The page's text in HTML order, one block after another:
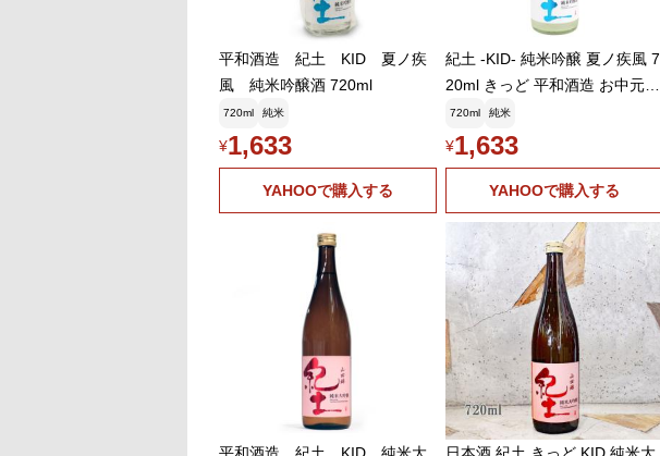
平和酒造 紀土 KID 夏ノ疾
風 純米吟醸酒 720ml
720ml 純米
¥1,633
YAHOOで購入する
紀土 -KID- 純米吟醸 夏ノ疾風 7
20ml きっど 平和酒造 お中元ギ
フト
720ml 純米
¥1,633
YAHOOで購入する